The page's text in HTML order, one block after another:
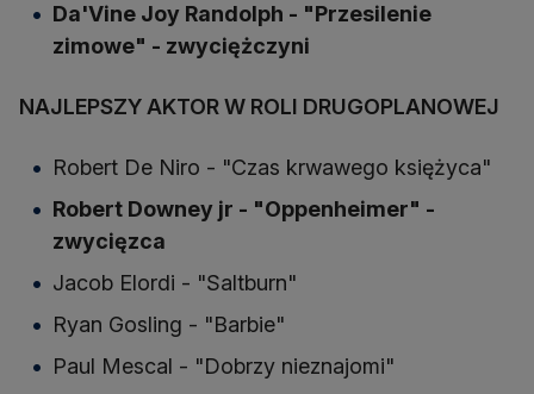
Da'Vine Joy Randolph - "Przesilenie
zimowe" - zwyciężczyni
NAJLEPSZY AKTOR W ROLI DRUGOPLANOWEJ
Robert De Niro - "Czas krwawego księżyca"
Robert Downey jr - "Oppenheimer" -
zwycięzca
Jacob Elordi - "Saltburn"
Ryan Gosling - "Barbie"
Paul Mescal - "Dobrzy nieznajomi"